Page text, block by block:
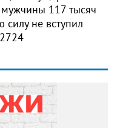
117 тысяч
не вступил